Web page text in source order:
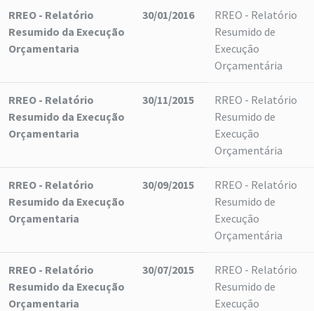
RREO - Relatório
Resumido da Execução
Orçamentaria
30/01/2016
RREO - Relatório
Resumido de
Execução
Orçamentária
RREO - Relatório
Resumido da Execução
Orçamentaria
30/11/2015
RREO - Relatório
Resumido de
Execução
Orçamentária
RREO - Relatório
Resumido da Execução
Orçamentaria
30/09/2015
RREO - Relatório
Resumido de
Execução
Orçamentária
RREO - Relatório
Resumido da Execução
Orçamentaria
30/07/2015
RREO - Relatório
Resumido de
Execução